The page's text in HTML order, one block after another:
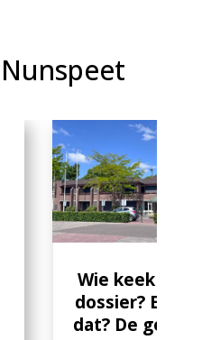
Wie keek er in
dossier? En
dat? De